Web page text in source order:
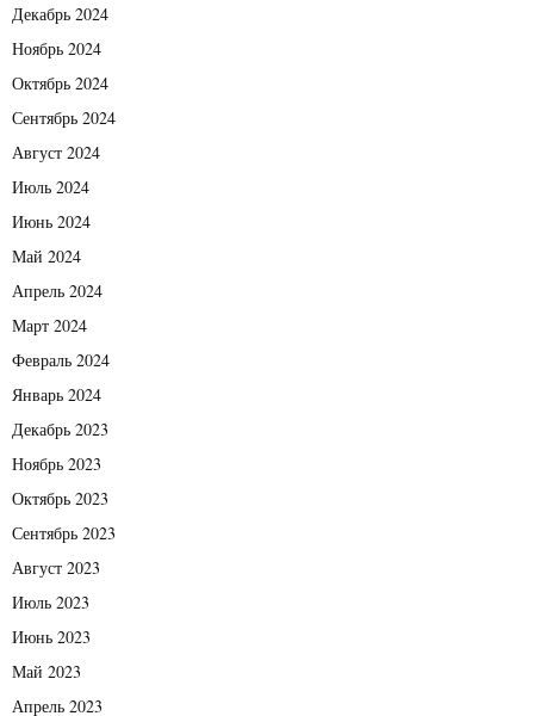
Декабрь 2024
Ноябрь 2024
Октябрь 2024
Сентябрь 2024
Август 2024
Июль 2024
Июнь 2024
Май 2024
Апрель 2024
Март 2024
Февраль 2024
Январь 2024
Декабрь 2023
Ноябрь 2023
Октябрь 2023
Сентябрь 2023
Август 2023
Июль 2023
Июнь 2023
Май 2023
Апрель 2023